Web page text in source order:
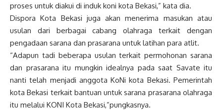
proses untuk diakui di induk koni kota Bekasi,” kata dia.
Dispora Kota Bekasi juga akan menerima masukan atau
usulan dari berbagai cabang olahraga terkait dengan
pengadaan sarana dan prasarana untuk latihan para atlit.
“Adapun tadi beberapa usulan terkait permohonan sarana
dan prasarana itu mungkin idealnya pada saat Savate itu
nanti telah menjadi anggota KoNi kota Bekasi. Pemerintah
kota Bekasi terkait bantuan untuk sarana prasarana olahraga
itu melalui KONI Kota Bekasi,”pungkasnya.